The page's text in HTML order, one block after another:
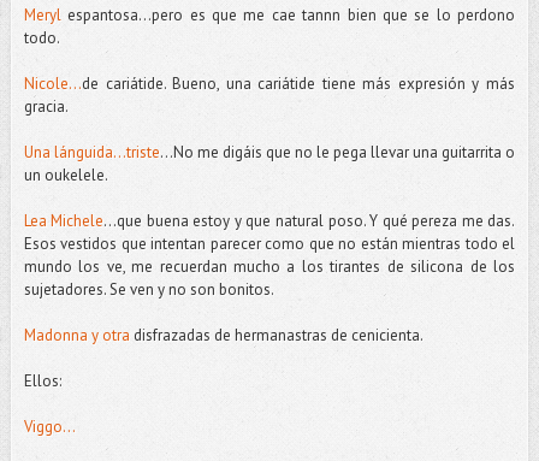
Merylespantosa...pero es que me cae tannn bien que se lo perdono
todo.
Nicole...de cariátide. Bueno, una cariátide tiene más expresión y más
gracia.
Una lánguida...triste...No me digáis que no le pega llevar una guitarrita o
un oukelele.
Lea Michele...que buena estoy y que natural poso. Y qué pereza me das.
Esos vestidos que intentan parecer como que no están mientras todo el
mundo los ve, me recuerdan mucho a los tirantes de silicona de los
sujetadores. Se ven y no son bonitos.
Madonna y otra disfrazadas de hermanastras de cenicienta.
Ellos:
Viggo…